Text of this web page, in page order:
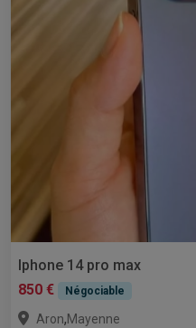
Iphone 14 pro max
850 €
Négociable
Aron,Mayenne